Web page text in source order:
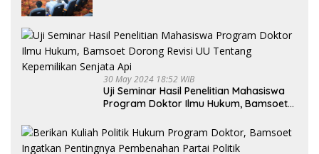
30 May 2024 18:52 WIB
Uji Seminar Hasil Penelitian Mahasiswa
Program Doktor Ilmu Hukum, Bamsoet
Senjata Api